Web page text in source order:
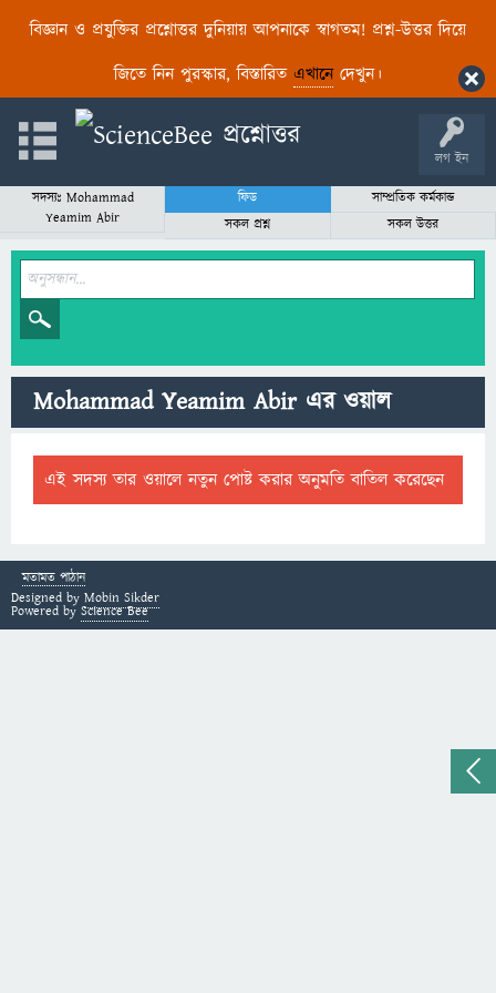
বিজ্ঞান ও প্রযুক্তির প্রশ্নোত্তর দুনিয়ায় আপনাকে স্বাগতম! প্রশ্ন-উত্তর দিয়ে
জিতে নিন পুরস্কার, বিস্তারিত এখানেদেখুন।
লগ ইন
সদস্যঃ Mohammad
Yeamim Abir
ফিড
সাম্প্রতিক কর্মকান্ড
সকল প্রশ্ন
সকল উত্তর
Mohammad Yeamim Abir এর ওয়াল
এই সদস্য তার ওয়ালে নতুন পোষ্ট করার অনুমতি বাতিল করেছেন
মতামত পাঠান
Designed by Mobin Sikder
Powered by Science Bee